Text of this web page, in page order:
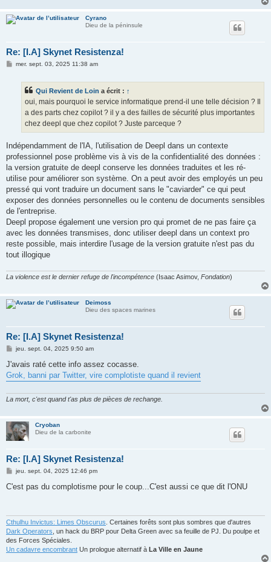
Cyrano
Dieu de la péninsule
Re: [I.A] Skynet Resistenza!
Mmer. sept. 03, 2025 11:38 am
Qui Revient de Loin a écrit : ↑
oui, mais pourquoi le service informatique prend-il une telle décision ? Il
a des parts chez copilot ? il y a des failles de sécurité plus importantes
chez deepl que chez copilot ? Juste parceque ?
Indépendamment de l'IA, l'utilisation de Deepl dans un contexte
professionnel pose problème vis à vis de la confidentialité des données :
la version gratuite de deepl conserve les données traduites et les ré-
utilise pour améliorer son système. On a peut avoir des employés un peu
pressé qui vont traduire un document sans le "caviarder" ce qui peut
exposer des données personnelles ou le contenu de documents sensibles
de l'entreprise.
Deepl propose également une version pro qui promet de ne pas faire ça
avec les données transmises, donc utiliser deepl dans un context pro
reste possible, mais interdire l'usage de la version gratuite n'est pas du
tout illogique
La violence est le dernier refuge de l'incompétence (Isaac Asimov, Fondation)
Deimoss
Dieu des spaces marines
Re: [I.A] Skynet Resistenza!
M
s
a
jeu. sept. 04, 2025 9:50 am
J'avais raté cette info assez cocasse.
Grok, banni par Twitter, vire complotiste quand il revient
La mort, c'est quand t'as plus de pièces de rechange.
Cryoban
Dieu de la carbonite
Re: [I.A] Skynet Resistenza!
M
s
jeu. sept. 04, 2025 12:46 pm
C'est pas du complotisme pour le coup...C'est aussi ce que dit l'ONU
Cthulhu Invictus: Limes Obscurus . Certaines forêts sont plus sombres que d'autres
Dark Operators , un hack du BRP pour Delta Green avec sa feuille de PJ. Du poulpe et
des Forces Spéciales.
Un cadavre encombrant Un prologue alternatif à La Ville en Jaune